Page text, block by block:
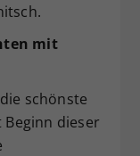
mit
schönste
Beginn dieser